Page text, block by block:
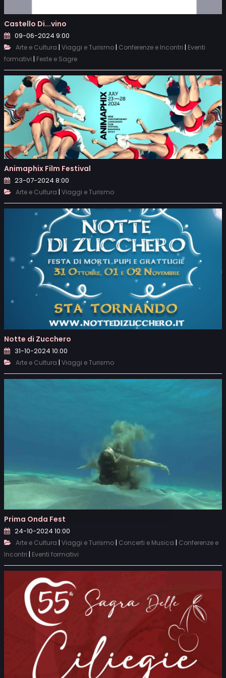
Castello Di...vino
09-06-2024 9:00
Arte e Cultura | Viaggi e Turismo| Conferenze e Incontri | Eventi
formativi | Feste e Sagre
Animaphix Film Festival
23-07-2024 8:00
Arte e Cultura | Viaggi e Turismo
Notte di Zucchero
31-10-2024 10:00
Arte e Cultura | Viaggi e Turismo
Prima Onda Fest
24-10-2024 10:00
Arte e Cultura | Viaggi e Turismo| Concerti e Musica | Conferenze e
Incontri | Eventi formativi